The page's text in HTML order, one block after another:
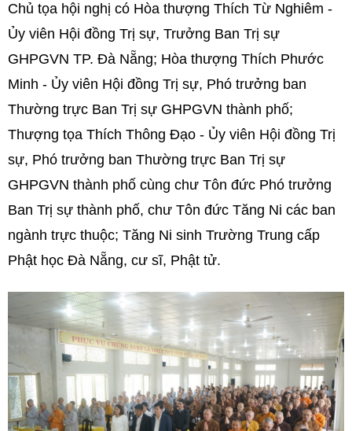
Chủ tọa hội nghị có Hòa thượng Thích Từ Nghiêm -
Ủy viên Hội đồng Trị sự, Trưởng Ban Trị sự
GHPGVN TP. Đà Nẵng; Hòa thượng Thích Phước
Minh - Ủy viên Hội đồng Trị sự, Phó trưởng ban
Thường trực Ban Trị sự GHPGVN thành phố;
Thượng tọa Thích Thông Đạo - Ủy viên Hội đồng Trị
sự, Phó trưởng ban Thường trực Ban Trị sự
GHPGVN thành phố cùng chư Tôn đức Phó trưởng
Ban Trị sự thành phố, chư Tôn đức Tăng Ni các ban
ngành trực thuộc; Tăng Ni sinh Trường Trung cấp
Phật học Đà Nẵng, cư sĩ, Phật tử.